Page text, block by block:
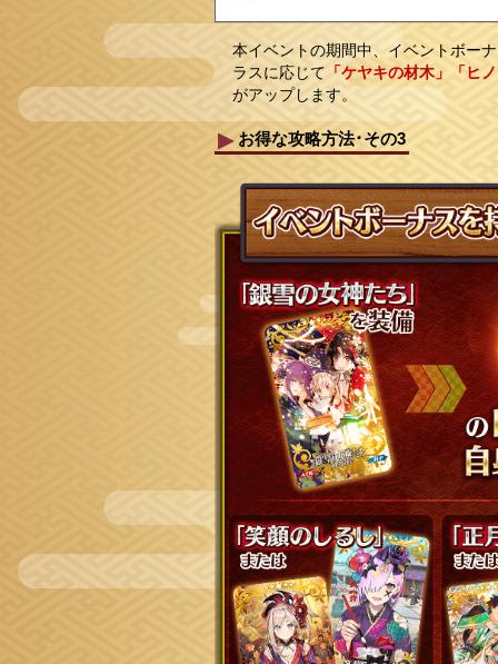
本イベントの期間中、イベントボー
ラスに応じて 「ケヤキの材木」「ヒ
がアップします。
お得な攻略方法･その3